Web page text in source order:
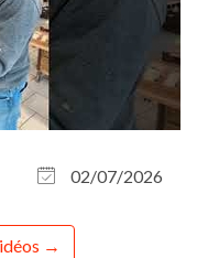
02/07/2026